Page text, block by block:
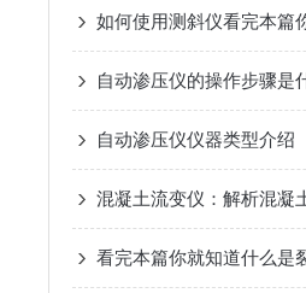
如何使用测斜仪看完本篇
自动渗压仪的操作步骤是
自动渗压仪仪器类型介绍